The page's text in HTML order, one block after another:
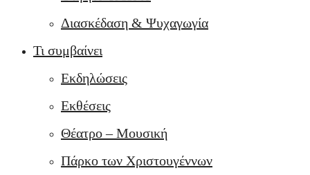
Διασκέδαση & Ψυχαγωγία
Τι συμβαίνει
Εκδηλώσεις
Εκθέσεις
Θέατρο – Μουσική
Πάρκο των Χριστουγέννων